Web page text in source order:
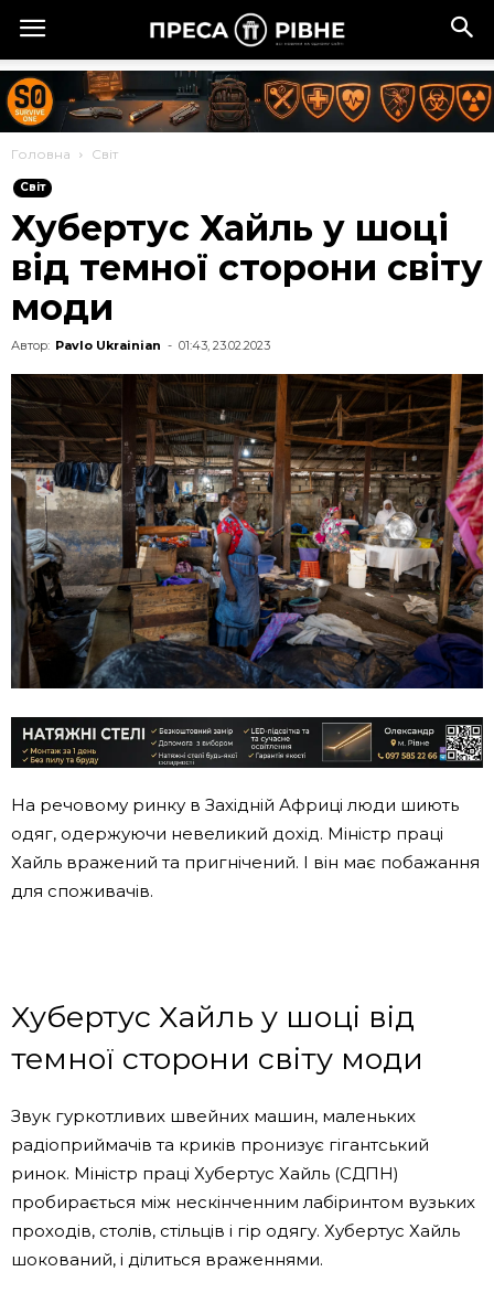
Головна Cвіт
Cвіт
Хубертус Хайль у шоці
від темної сторони світу
моди
Автор: Pavlo Ukrainian - 01:43, 23.02.2023
На речовому ринку в Західній Африці люди шиють
одяг, одержуючи невеликий дохід. Міністр праці
Хайль вражений та пригнічений. І він має побажання
для споживачів.
Хубертус Хайль у шоці від
темної сторони світу моди
Звук гуркотливих швейних машин, маленьких
радіоприймачів та криків пронизує гігантський
ринок. Міністр праці Хубертус Хайль (СДПН)
пробирається між нескінченним лабіринтом вузьких
проходів, столів, стільців і гір одягу. Хубертус Хайль
шокований, і ділиться враженнями.